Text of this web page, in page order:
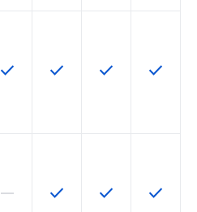
Esta función está disponible en
check Esta función está
check Esta función
check Esta
check
Esta función no está disponible en
horizontal_rule Esta función está
check Esta función
check Esta
check